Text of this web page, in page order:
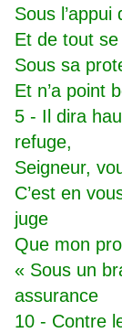
Sous
Et de tout
Sous sa
Et n’a point
5 - Il dira
refuge,
Seigneur,
C’est en
juge
Que mon
« Sous un
assurance
10 - Contre